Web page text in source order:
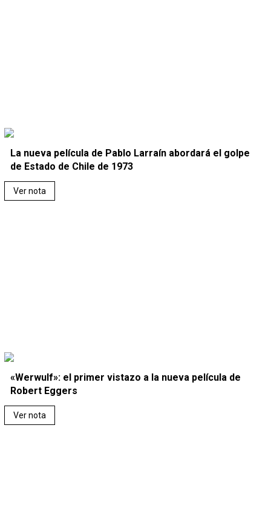
La nueva película de Pablo Larraín abordará el golpe
de Estado de Chile de 1973
Ver nota
«Werwulf»: el primer vistazo a la nueva película de
Robert Eggers
Ver nota